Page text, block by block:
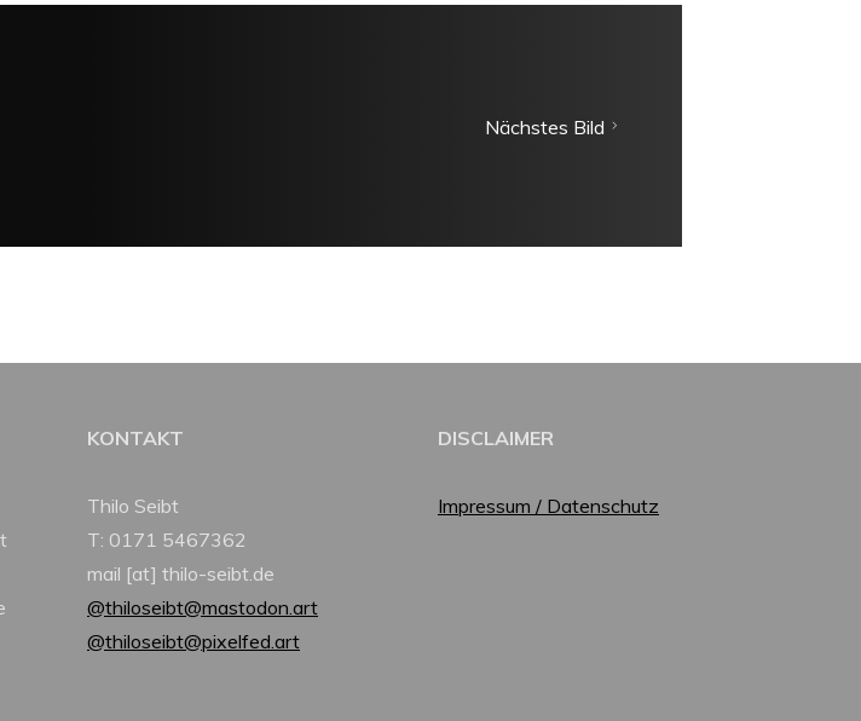
Nächstes Bild
KONTAKT
Thilo Seibt
T: 0171 5467362
mail [at] thilo-seibt.de
@thiloseibt@mastodon.art
@thiloseibt@pixelfed.art
DISCLAIMER
Impressum / Datenschutz